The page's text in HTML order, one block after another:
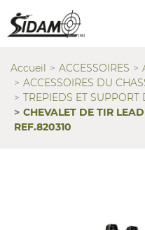
Accueil ACCESSOIRES
ACCESSOIRES DU
TREPIEDS ET SUPPORT
CHEVALET DE TIR
REF.820310